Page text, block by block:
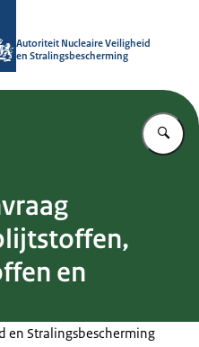
Autoriteit Nucleaire Veiligheid
en Stralingsbescherming
en
en Stralingsbescherming